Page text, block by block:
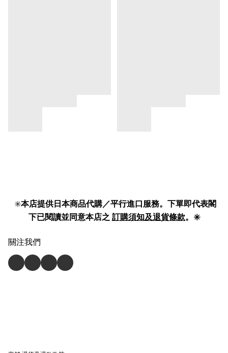
✳️本店提供日本商品代購／平行進口服務。下單即代表閣
下已閱讀並同意本店之 訂購須知及退貨條款。✳️
關注我們